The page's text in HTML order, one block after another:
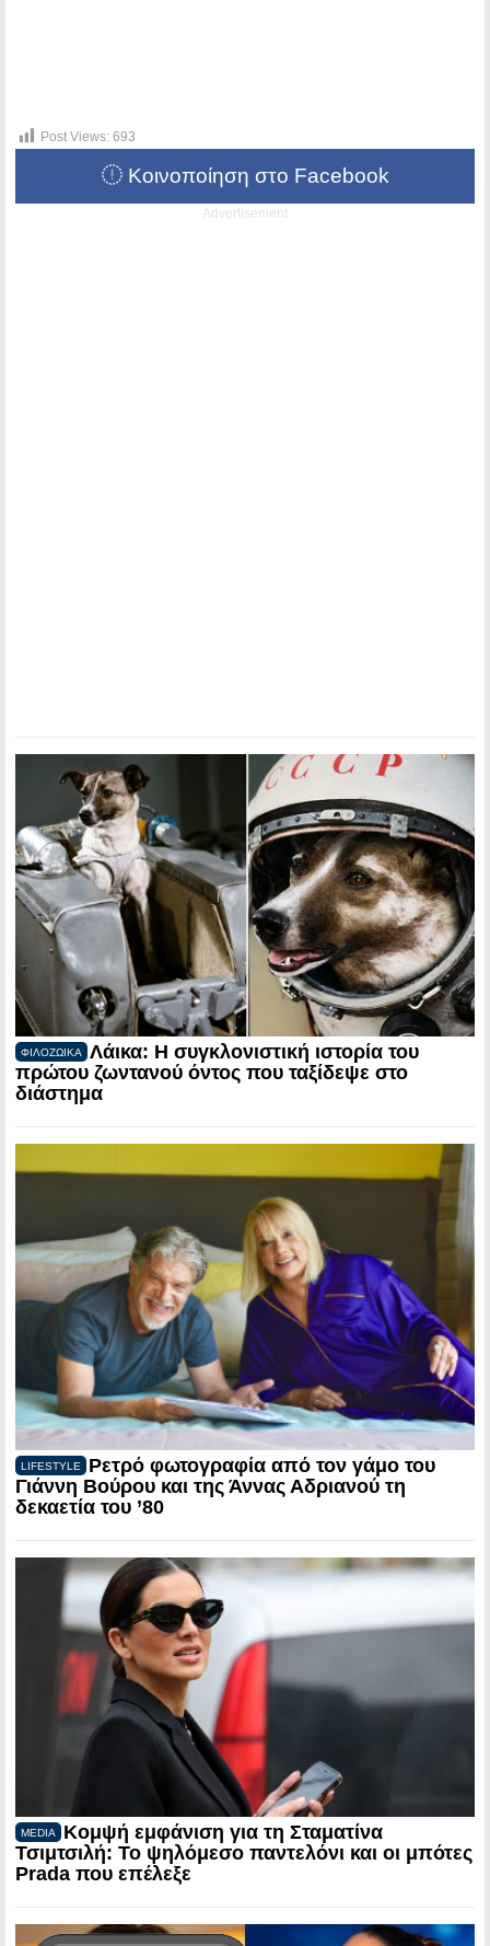
Post Views: 693
Κοινοποίηση στο Facebook
Advertisement
ΦΙΛΟΖΩΙΚΑ
Λάικα: Η συγκλονιστική ιστορία του
πρώτου ζωντανού όντος που ταξίδεψε στο
διάστημα
LIFESTYLE
Ρετρό φωτογραφία από τον γάμο του
Γιάννη Βούρου και της Άννας Αδριανού τη
δεκαετία του ’80
MEDIA
Κομψή εμφάνιση για τη Σταματίνα
Τσιμτσιλή: Το ψηλόμεσο παντελόνι και οι μπότες
Prada που επέλεξε